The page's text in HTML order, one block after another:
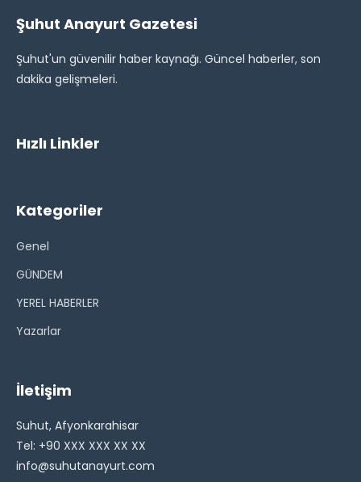
Şuhut Anayurt Gazetesi
Şuhut'un güvenilir haber kaynağı. Güncel haberler, son
dakika gelişmeleri.
Hızlı Linkler
Kategoriler
Genel
GÜNDEM
YEREL HABERLER
Yazarlar
İletişim
Suhut, Afyonkarahisar
Tel: +90 XXX XXX XX XX
info@suhutanayurt.com